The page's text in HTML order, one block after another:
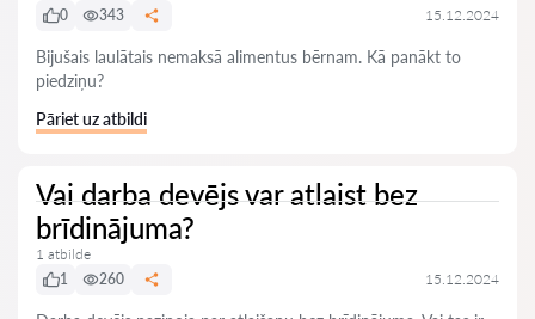
0
343 15.12.2024
Bijušais laulātais nemaksā alimentus bērnam. Kā panākt to
piedziņu?
Pāriet uz atbildi
Vai darba devējs var atlaist bez
brīdinājuma?
1 atbilde
1
260 15.12.2024